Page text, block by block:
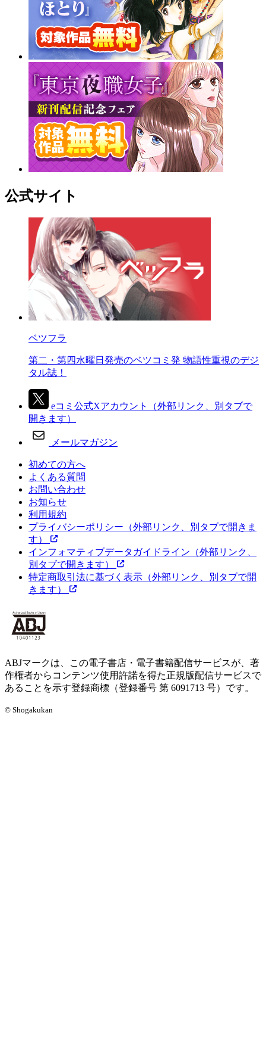
公式サイト
ベツフラ
第二・第四水曜日発売のベツコミ発 物語性重視のデジ
タル誌！
eコミ公式Xアカウント
（外部リンク、別タブで
開きます）
メールマガジン
初めての方へ
よくある質問
お問い合わせ
お知らせ
利用規約
プライバシーポリシー （外部リンク、別タブで開きま
す）
インフォマティブデータガイドライン （外部リンク、
別タブで開きます）
特定商取引法に基づく表示 （外部リンク、別タブで開
きます）
ABJマークは、この電子書店・電子書籍配信サービスが、著
作権者からコンテンツ使用許諾を得た正規版配信サービスで
あることを示す登録商標（登録番号 第 6091713 号）です。
© Shogakukan